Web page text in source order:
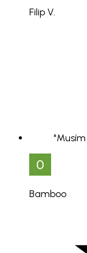
Filip V.
Bamboo